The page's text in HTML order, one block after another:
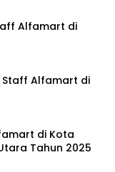
Alfamart di
Staff Alfamart di
di Kota
Tahun 2025